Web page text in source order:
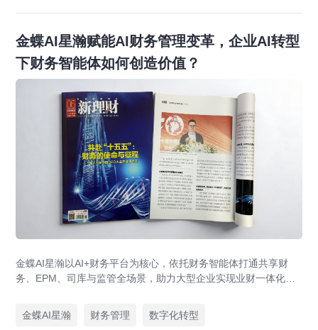
金蝶AI星瀚赋能AI财务管理变革，企业AI转型
下财务智能体如何创造价值？
金蝶AI星瀚以AI+财务平台为核心，依托财务智能体打通共享财
务、EPM、司库与监管全场景，助力大型企业实现业财一体化与
局、华为、通威等领先企业的共同选择。
金蝶AI星瀚 财务管理 数字化转型